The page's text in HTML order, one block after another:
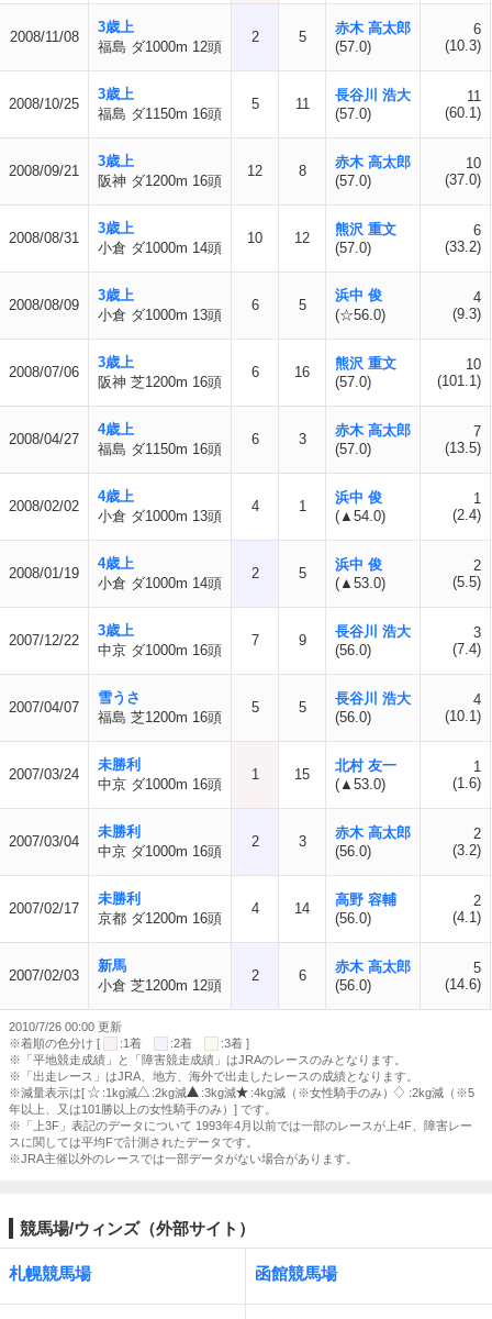
2008/11/08
3歳上
福島 ダ1000m 12頭
2 5
赤木 高太郎
(57.0)
6
(10.3)
2008/10/25
3歳上
福島 ダ1150m 16頭
5 11
長谷川 浩大
(57.0)
11
(60.1)
2008/09/21
3歳上
阪神 ダ1200m 16頭
12 8
赤木 高太郎
(57.0)
10
(37.0)
2008/08/31
3歳上
小倉 ダ1000m 14頭
10 12
熊沢 重文
(57.0)
6
(33.2)
2008/08/09
3歳上
小倉 ダ1000m 13頭
6 5
浜中 俊
(☆56.0)
4
(9.3)
2008/07/06
3歳上
阪神 芝1200m 16頭
6 16
熊沢 重文
(57.0)
10
(101.1)
2008/04/27
4歳上
福島 ダ1150m 16頭
6 3
赤木 高太郎
(57.0)
7
(13.5)
2008/02/02
4歳上
小倉 ダ1000m 13頭
4 1
浜中 俊
(▲54.0)
1
(2.4)
2008/01/19
4歳上
小倉 ダ1000m 14頭
2 5
浜中 俊
(▲53.0)
2
(5.5)
2007/12/22
3歳上
中京 ダ1000m 16頭
7 9
長谷川 浩大
(56.0)
3
(7.4)
2007/04/07
雪うさ
福島 芝1200m 16頭
5 5
長谷川 浩大
(56.0)
4
(10.1)
2007/03/24
未勝利
中京 ダ1000m 16頭
1 15
北村 友一
(▲53.0)
1
(1.6)
2007/03/04
未勝利
中京 ダ1000m 16頭
2 3
赤木 高太郎
(56.0)
2
(3.2)
2007/02/17
未勝利
京都 ダ1200m 16頭
4 14
高野 容輔
(56.0)
2
(4.1)
2007/02/03
新馬
小倉 芝1200m 12頭
2 6
赤木 高太郎
(56.0)
5
(14.6)
2010/7/26 00:00 更新
※着順の色分け [
:1着 :2着
:3着 ]
※「平地競走成績」と「障害競走成績」はJRAのレースのみとなります。
※「出走レース」はJRA、地方、海外で出走したレースの成績となります。
※減量表示は[
:1kg減 :2kg減 :3kg減 :4kg減（※女性騎手のみ）
:2kg減（※5
年以上、又は101勝以上の女性騎手のみ）] です。
※「上3F」表記のデータについて 1993年4月以前では一部のレースが上4F、障害レー
スに関しては平均Fで計測されたデータです。
※JRA主催以外のレースでは一部データがない場合があります。
競馬場/ウィンズ（外部サイト）
札幌競馬場 函館競馬場